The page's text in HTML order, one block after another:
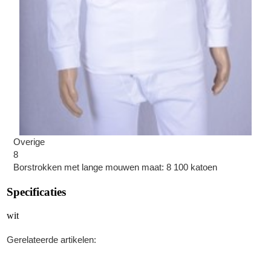
Overige
8
Borstrokken met lange mouwen maat: 8 100 katoen
Specificaties
wit
Gerelateerde artikelen: